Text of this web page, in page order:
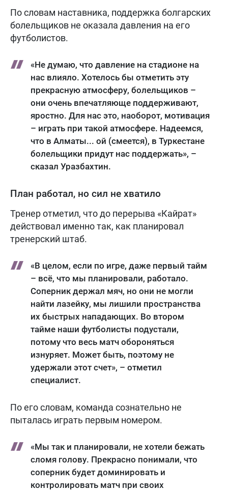
По словам наставника, поддержка болгарских
болельщиков не оказала давления на его
футболистов.
«Не думаю, что давление на стадионе на
нас влияло. Хотелось бы отметить эту
прекрасную атмосферу, болельщиков –
они очень впечатляюще поддерживают,
яростно. Для нас это, наоборот, мотивация
– играть при такой атмосфере. Надеемся,
что в Алматы... ой (смеется), в Туркестане
болельщики придут нас поддержать», –
сказал Уразбахтин.
План работал, но сил не хватило
Тренер отметил, что до перерыва «Кайрат»
действовал именно так, как планировал
тренерский штаб.
«В целом, если по игре, даже первый тайм
– всё, что мы планировали, работало.
Соперник держал мяч, но они не могли
найти лазейку, мы лишили пространства
их быстрых нападающих. Во втором
тайме наши футболисты подустали,
потому что весь матч обороняться
изнуряет. Может быть, поэтому не
удержали этот счет», – отметил
специалист.
По его словам, команда сознательно не
пыталась играть первым номером.
«Мы так и планировали, не хотели бежать
сломя голову. Прекрасно понимали, что
соперник будет доминировать и
контролировать матч при своих